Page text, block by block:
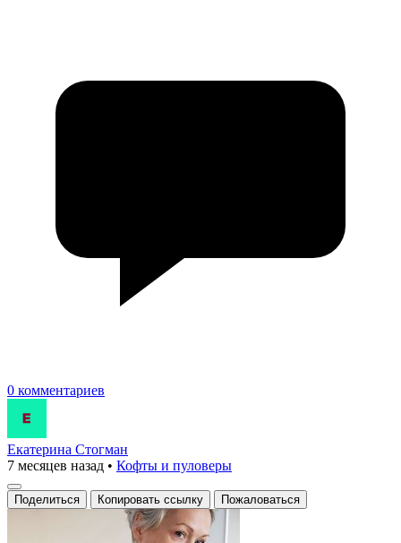
0 комментариев
Екатерина Стогман
7 месяцев назад • Кофты и пуловеры
Поделиться Копировать ссылку Пожаловаться